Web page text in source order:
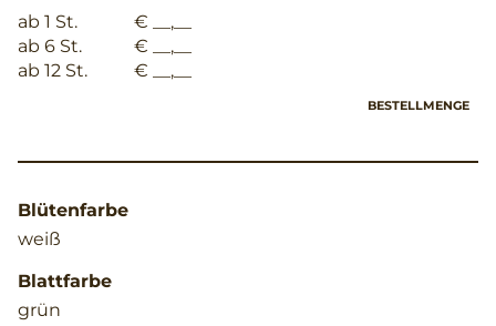
ab 1 St.
€ __,__
ab 6 St.
€ __,__
ab 12 St.
€ __,__
BESTELLMENGE
Blütenfarbe
weiß
Blattfarbe
grün